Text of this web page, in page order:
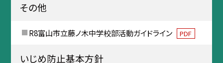
その他
R8富山市立藤ノ木中学校部活動ガイドライン PDF
いじめ防止基本方針